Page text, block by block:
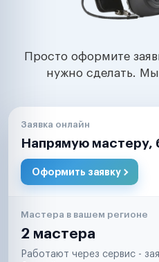
Просто оформите
нужно сделать.
Заявка онлайн
Напрямую мастеру,
Оформить заявку
Мастера в вашем регионе
2 мастера
Работают через сервис -